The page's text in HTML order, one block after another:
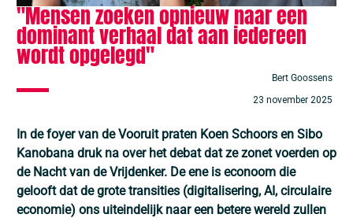
"Mensen zoeken opnieuw naar een
dominant verhaal dat aan iedereen
wordt opgelegd"
Bert Goossens
23 november 2025
In de foyer van de Vooruit praten Koen Schoors en Sibo
Kanobana druk na over het debat dat ze zonet voerden op
de Nacht van de Vrijdenker. De ene is econoom die
gelooft dat de grote transities (digitalisering, AI, circulaire
economie) ons uiteindelijk naar een betere wereld zullen